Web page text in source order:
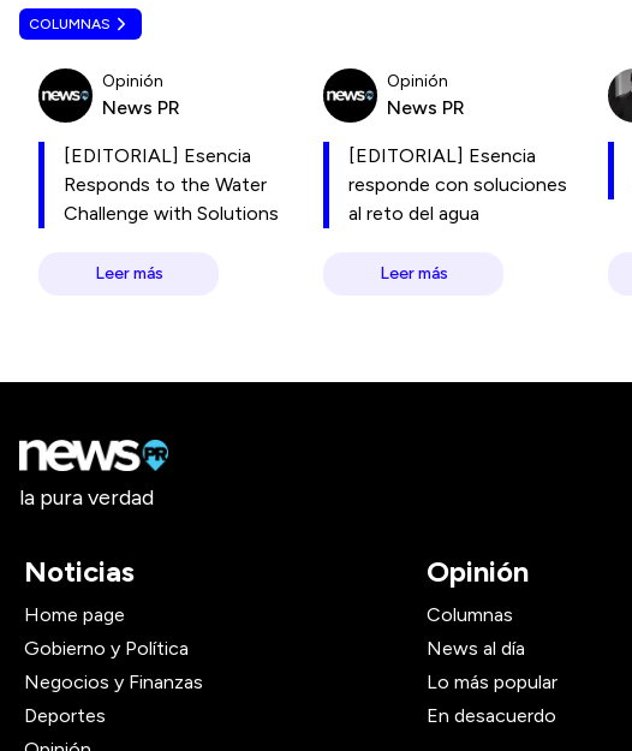
COLUMNAS
Opinión
News PR
[EDITORIAL] Esencia
Responds to the Water
Challenge with Solutions
Leer más
Opinión
News PR
[EDITORIAL] Esencia
responde con soluciones
al reto del agua
Leer más
la pura verdad
Noticias
Home page
Gobierno y Política
Negocios y Finanzas
Deportes
Opinión
Columnas
News al día
Lo más popular
En desacuerdo